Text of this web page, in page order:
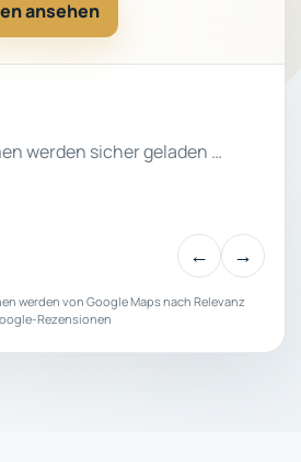
ansehen
werden sicher geladen …
← →
werden von Google Maps nach Relevanz
Rezensionen